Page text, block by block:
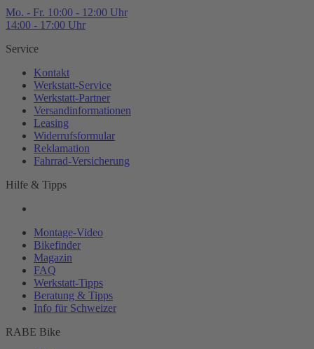
Mo. - Fr. 10:00 - 12:00 Uhr
14:00 - 17:00 Uhr
Service
Kontakt
Werkstatt-Service
Werkstatt-Partner
Versandinformationen
Leasing
Widerrufsformular
Reklamation
Fahrrad-Versicherung
Hilfe & Tipps
Montage-Video
Bikefinder
Magazin
FAQ
Werkstatt-Tipps
Beratung & Tipps
Info für Schweizer
RABE Bike